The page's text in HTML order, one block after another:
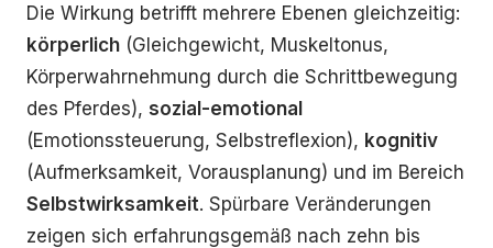
Die Wirkung betrifft mehrere Ebenen gleichzeitig:
körperlich (Gleichgewicht, Muskeltonus,
Körperwahrnehmung durch die Schrittbewegung
des Pferdes), sozial-emotional
(Emotionssteuerung, Selbstreflexion), kognitiv
(Aufmerksamkeit, Vorausplanung) und im Bereich
Selbstwirksamkeit. Spürbare Veränderungen
zeigen sich erfahrungsgemäß nach zehn bis